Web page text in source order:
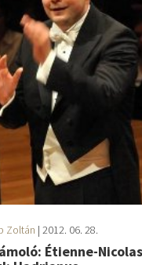
Zoltán | 2012. 06. 28.
Étienne-Nicolas